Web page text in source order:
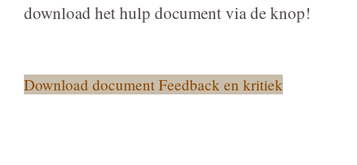
download het hulp document via de knop!
Download document Feedback en kritiek